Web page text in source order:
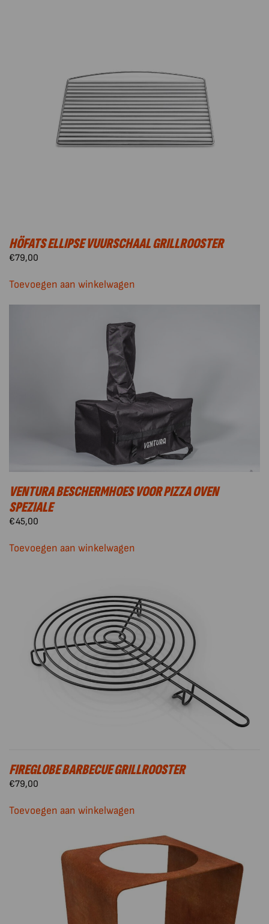
HÖFATS ELLIPSE VUURSCHAAL GRILLROOSTER
€79,00
Toevoegen aan winkelwagen
VENTURA BESCHERMHOES VOOR PIZZA OVEN
SPEZIALE
€45,00
Toevoegen aan winkelwagen
FIREGLOBE BARBECUE GRILLROOSTER
€79,00
Toevoegen aan winkelwagen